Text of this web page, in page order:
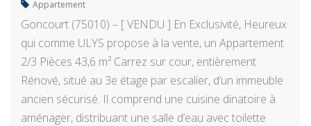
Appartement
Goncourt (75010) – [ VENDU ] En Exclusivité, Heureux
qui comme ULYS propose à la vente, un Appartement
2/3 Pièces 43,6 m² Carrez sur cour, entièrement
Rénové, situé au 3e étage par escalier, d’un immeuble
ancien sécurisé. Il comprend une cuisine dinatoire à
aménager, distribuant une salle d’eau avec toilette